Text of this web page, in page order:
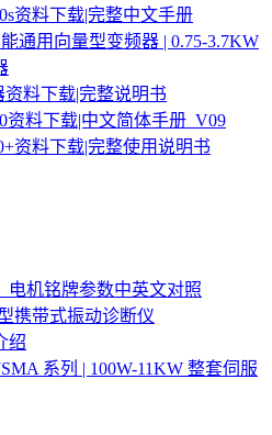
资料下载|完整中文手册
通用向量型变频器 | 0.75-3.7KW
料下载|完整说明书
资料下载|中文简体手册_V09
资料下载|完整使用说明书
电机铭牌参数中英文对照
携带式振动诊断仪
绍
系列 | 100W-11KW 整套伺服